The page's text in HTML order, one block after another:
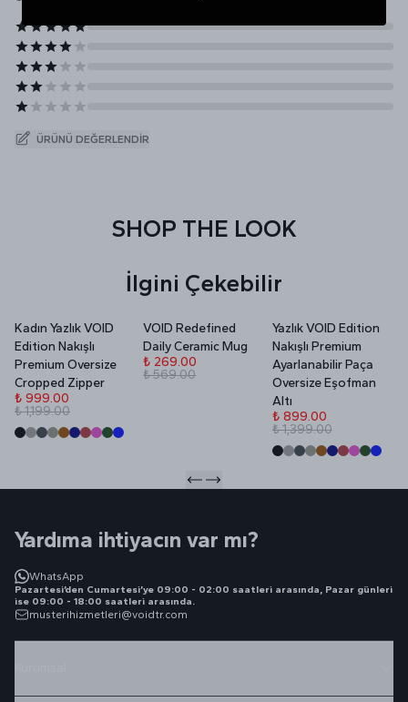
ÜRÜNÜ DEĞERLENDIR
SHOP THE LOOK
İlgini Çekebilir
Kadın Yazlık VOID
Edition Nakışlı
Premium Oversize
Cropped Zipper
₺ 999.00
₺ 1,199.00
VOID Redefined
Daily Ceramic Mug
₺ 269.00
₺ 569.00
Yazlık VOID Edition
Nakışlı Premium
Ayarlanabilir Paça
Oversize Eşofman
Altı
₺ 899.00
₺ 1,399.00
Yardıma ihtiyacın var mı?
WhatsApp
Pazartesi’den Cumartesi’ye 09:00 - 02:00 saatleri arasında, Pazar günleri
ise 09:00 - 18:00 saatleri arasında.
musterihizmetleri@voidtr.com